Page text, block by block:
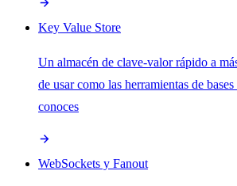
Key Value Store
Un almacén de clave-valor rápido a
de usar como las herramientas de
conoces
WebSockets y Fanout